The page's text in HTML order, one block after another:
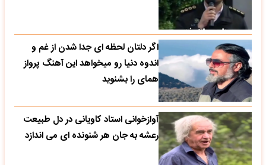
اگر دلتان لحظه ای جدا شدن از غم و
اندوه دنیا رو میخواهد این آهنگ پرواز
همای را بشنوید
آوازخوانی استاد کاویانی در دل طبیعت
رعشه به جان هر شنونده ای می اندازد